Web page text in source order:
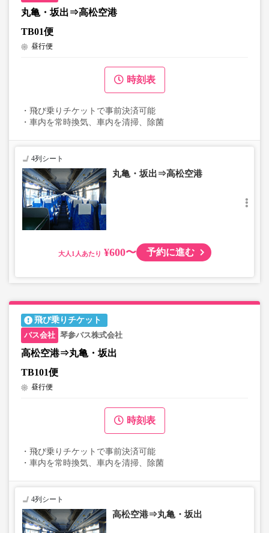
丸亀・坂出⇒高松空港
TB01便
昼行便
時刻表
・飛び乗りチケットで事前決済可能
・車内を常時換気、車内を清掃、除菌
4列シート
丸亀・坂出⇒高松空港
大人 ¥600〜 予約に進む
飛び乗りチケット
琴参バス株式会社
高松空港⇒丸亀・坂出
TB101便
昼行便
時刻表
・飛び乗りチケットで事前決済可能
・車内を常時換気、車内を清掃、除菌
4列シート
高松空港⇒丸亀・坂出